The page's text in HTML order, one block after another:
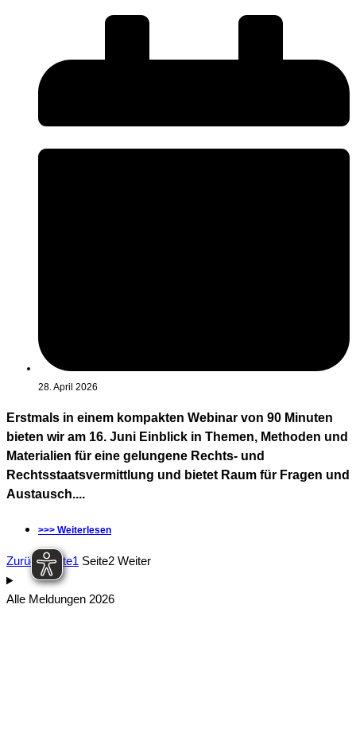
28. April 2026
Erstmals in einem kompakten Webinar von 90 Minuten
bieten wir am 16. Juni Einblick in Themen, Methoden und
Materialien für eine gelungene Rechts- und
Rechtsstaatsvermittlung und bietet Raum für Fragen und
Austausch....
>>> Weiterlesen
Zurück Seite1 Seite2 Weiter
Alle Meldungen 2026